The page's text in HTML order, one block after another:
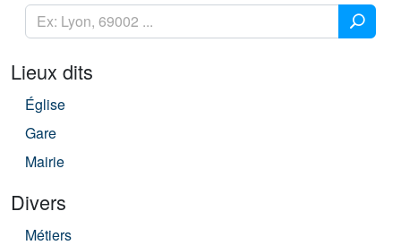
Lieux dits
Église
Gare
Mairie
Divers
Métiers